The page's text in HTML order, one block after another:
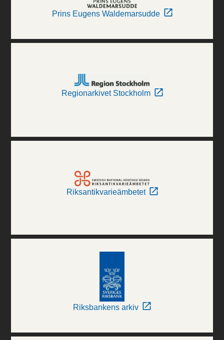
Prins Eugens Waldemarsudde
Regionarkivet Stockholm
Riksantikvarieämbetet
Riksbankens arkiv